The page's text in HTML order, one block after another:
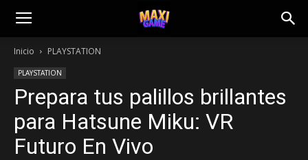
Inicio PLAYSTATION
PLAYSTATION
Prepara tus palillos brillantes
para Hatsune Miku: VR
Futuro En Vivo